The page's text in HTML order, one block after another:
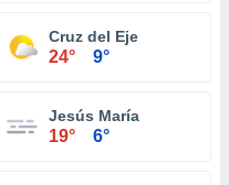
Cruz del Eje
24° 9°
Jesús María
19° 6°